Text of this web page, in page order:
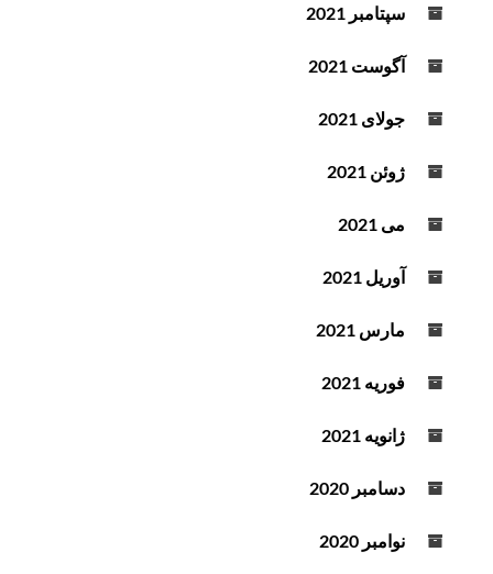
سپتامبر 2021
آگوست 2021
جولای 2021
ژوئن 2021
می 2021
آوریل 2021
مارس 2021
فوریه 2021
ژانویه 2021
دسامبر 2020
نوامبر 2020